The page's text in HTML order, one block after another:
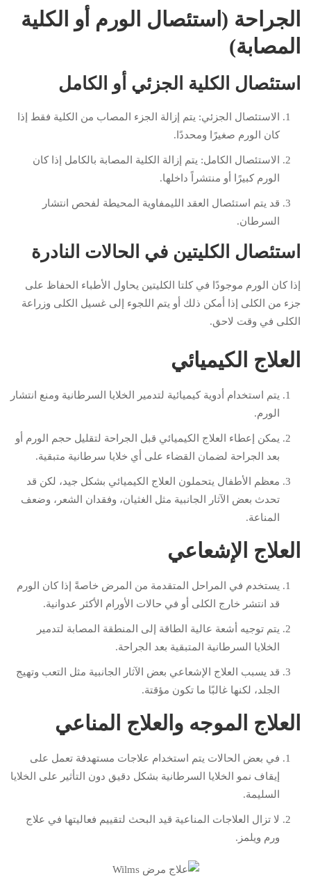
الجراحة (استئصال الورم أو الكلية
المصابة)
استئصال الكلية الجزئي أو الكامل
الاستئصال الجزئي: يتم إزالة الجزء المصاب من الكلية فقط إذا
كان الورم صغيرًا ومحددًا.
الاستئصال الكامل: يتم إزالة الكلية المصابة بالكامل إذا كان
الورم كبيرًا أو منتشراً داخلها.
قد يتم استئصال العقد الليمفاوية المحيطة لفحص انتشار
السرطان.
استئصال الكليتين في الحالات النادرة
إذا كان الورم موجودًا في كلتا الكليتين يحاول الأطباء الحفاظ على
جزء من الكلى إذا أمكن ذلك أو يتم اللجوء إلى غسيل الكلى وزراعة
الكلى في وقت لاحق.
العلاج الكيميائي
يتم استخدام أدوية كيميائية لتدمير الخلايا السرطانية ومنع انتشار
الورم.
يمكن إعطاء العلاج الكيميائي قبل الجراحة لتقليل حجم الورم أو
بعد الجراحة لضمان القضاء على أي خلايا سرطانية متبقية.
معظم الأطفال يتحملون العلاج الكيميائي بشكل جيد، لكن قد
تحدث بعض الآثار الجانبية مثل الغثيان، وفقدان الشعر، وضعف
المناعة.
العلاج الإشعاعي
يستخدم في المراحل المتقدمة من المرض خاصةً إذا كان الورم
قد انتشر خارج الكلى أو في حالات الأورام الأكثر عدوانية.
يتم توجيه أشعة عالية الطاقة إلى المنطقة المصابة لتدمير
الخلايا السرطانية المتبقية بعد الجراحة.
قد يسبب العلاج الإشعاعي بعض الآثار الجانبية مثل التعب وتهيج
الجلد، لكنها غالبًا ما تكون مؤقتة.
العلاج الموجه والعلاج المناعي
في بعض الحالات يتم استخدام علاجات مستهدفة تعمل على
إيقاف نمو الخلايا السرطانية بشكل دقيق دون التأثير على الخلايا
السليمة.
لا تزال العلاجات المناعية قيد البحث لتقييم فعاليتها في علاج
ورم ويلمز.